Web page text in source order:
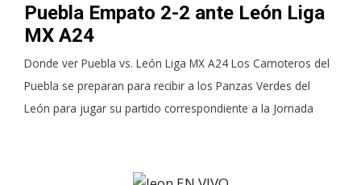
Puebla Empato 2-2 ante León Liga
MX A24
Donde ver Puebla vs. León Liga MX A24 Los Camoteros del
Puebla se preparan para recibir a los Panzas Verdes del
León para jugar su partido correspondiente a la Jornada